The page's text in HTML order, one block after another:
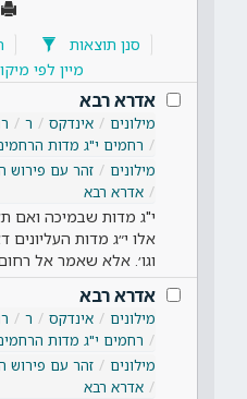
סנן תוצאות
מיין לפי
אדרא רבא
מילונים אינדקס ר
רחמים י"ג מדות
מילונים
זהר עם פירוש
אדרא רבא
י"ג מדות שבמיכה
אלו י״ג מדות
וגו׳. אלא שאמר אל רחום
אדרא רבא
מילונים אינדקס ר
רחמים י"ג מדות
מילונים
זהר עם פירוש
אדרא רבא